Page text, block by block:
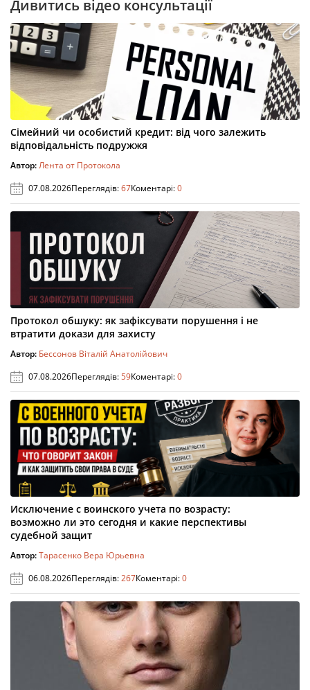
Дивитись відео консультації
Сімейний чи особистий кредит: від чого залежить
відповідальність подружжя
Автор:Лента от Протокола
07.08.2026Переглядів:67Коментарі:0
Протокол обшуку: як зафіксувати порушення і не
втратити докази для захисту
Автор: Бессонов Віталій Анатолійович
07.08.2026Переглядів:59Коментарі:0
Исключение с воинского учета по возрасту:
возможно ли это сегодня и какие перспективы
судебной защит
Автор:Тарасенко Вера Юрьевна
06.08.2026Переглядів:267Коментарі:0